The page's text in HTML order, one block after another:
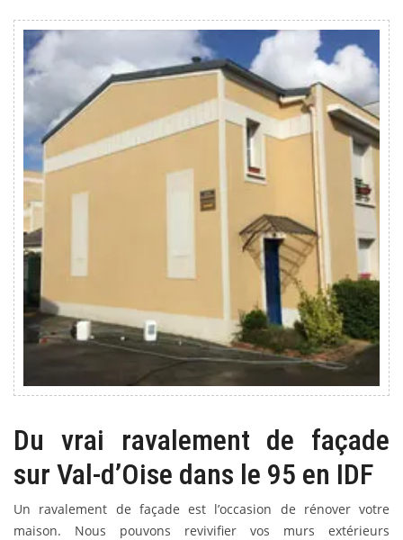
Du vrai ravalement de façade
sur Val-d’Oise dans le 95 en IDF
Un ravalement de façade est l’occasion de rénover votre
maison. Nous pouvons revivifier vos murs extérieurs